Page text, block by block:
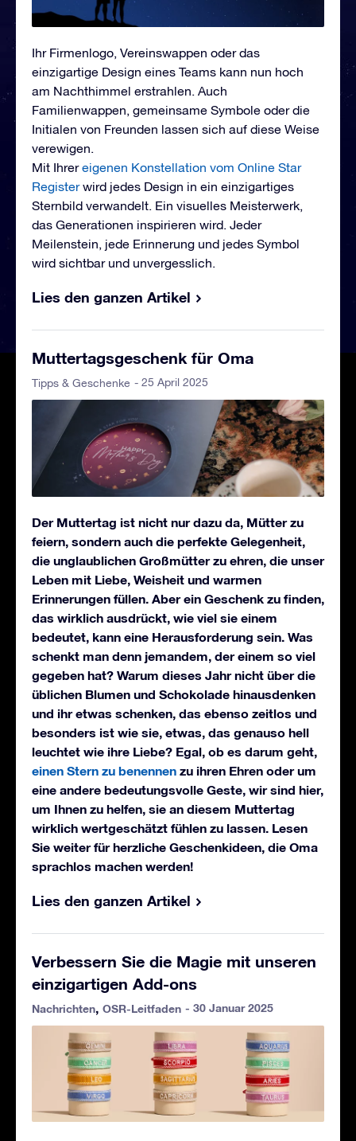
Ihr Firmenlogo, Vereinswappen oder das
einzigartige Design eines Teams kann nun hoch
am Nachthimmel erstrahlen. Auch
Familienwappen, gemeinsame Symbole oder die
Initialen von Freunden lassen sich auf diese Weise
verewigen.
Mit Ihrereigenen Konstellation vom Online Star
Registerwird jedes Design in ein einzigartiges
Sternbild verwandelt. Ein visuelles Meisterwerk,
das Generationen inspirieren wird. Jeder
Meilenstein, jede Erinnerung und jedes Symbol
wird sichtbar und unvergesslich.
Lies den ganzen Artikel
Muttertagsgeschenk für Oma
Tipps & Geschenke - 25 April 2025
Der Muttertag ist nicht nur dazu da, Mütter zu
feiern, sondern auch die perfekte Gelegenheit,
die unglaublichen Großmütter zu ehren, die unser
Leben mit Liebe, Weisheit und warmen
Erinnerungen füllen. Aber ein Geschenk zu finden,
das wirklich ausdrückt, wie viel sie einem
bedeutet, kann eine Herausforderung sein. Was
schenkt man denn jemandem, der einem so viel
gegeben hat? Warum dieses Jahr nicht über die
üblichen Blumen und Schokolade hinausdenken
und ihr etwas schenken, das ebenso zeitlos und
besonders ist wie sie, etwas, das genauso hell
leuchtet wie ihre Liebe? Egal, ob es darum geht,
einen Stern zu benennen zu ihren Ehren oder um
eine andere bedeutungsvolle Geste, wir sind hier,
um Ihnen zu helfen, sie an diesem Muttertag
wirklich wertgeschätzt fühlen zu lassen. Lesen
Sie weiter für herzliche Geschenkideen, die Oma
sprachlos machen werden!
Lies den ganzen Artikel
Verbessern Sie die Magie mit unseren
einzigartigen Add-ons
Nachrichten OSR-Leitfaden - 30 Januar 2025